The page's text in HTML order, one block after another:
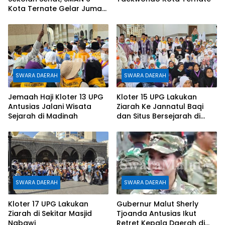
Kota Ternate Gelar Jumat
SWARA DAERAH
Jemaah Haji Kloter 13 UPG
Antusias Jalani Wisata
Sejarah di Madinah
SWARA DAERAH
Kloter 15 UPG Lakukan
Ziarah Ke Jannatul Baqi
dan Situs Bersejarah di
SWARA DAERAH
Kloter 17 UPG Lakukan
Ziarah di Sekitar Masjid
SWARA DAERAH
Gubernur Malut Sherly
Tjoanda Antusias Ikut